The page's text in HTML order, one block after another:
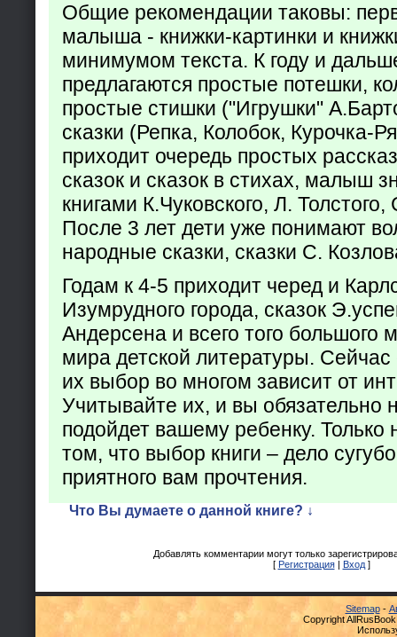
Общие рекомендации таковы:
малыша - книжки-картинки и
минимумом текста. К году и
предлагаются простые потешки,
простые стишки ("Игрушки"
сказки (Репка, Колобок, Курочка-
приходит очередь простых
сказок и сказок в стихах, малыш
книгами К.Чуковского, Л.
После 3 лет дети уже понимают
народные сказки, сказки С.
Годам к 4-5 приходит черед и
Изумрудного города, сказок
Андерсена и всего того большого
мира детской литературы. Сейчас
их выбор во многом зависит от
Учитывайте их, и вы обязательно
подойдет вашему ребенку. Только
том, что выбор книги – дело
приятного вам прочтения.
Что Вы думаете о данной книге? ↓
Добавлять комментарии могут только
[ Регистрация| Вход]
Sitemap-
Copyright